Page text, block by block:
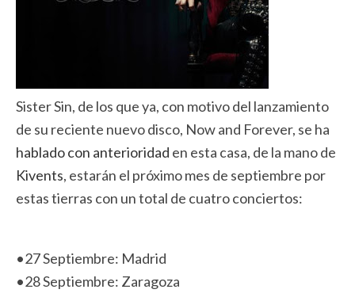
Sister Sin, de los que ya, con motivo del lanzamiento
de su reciente nuevo disco, Now and Forever, se ha
hablado con anterioridad en esta casa, de la mano de
Kivents, estarán el próximo mes de septiembre por
estas tierras con un total de cuatro conciertos:
•27 Septiembre: Madrid
•28 Septiembre: Zaragoza